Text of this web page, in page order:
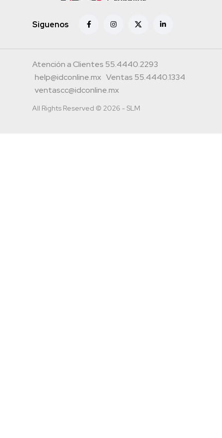
Siguenos
Atención a Clientes 55.4440.2293
help@idconline.mx Ventas 55.4440.1334
ventascc@idconline.mx
All Rights Reserved © 2026 - SLM